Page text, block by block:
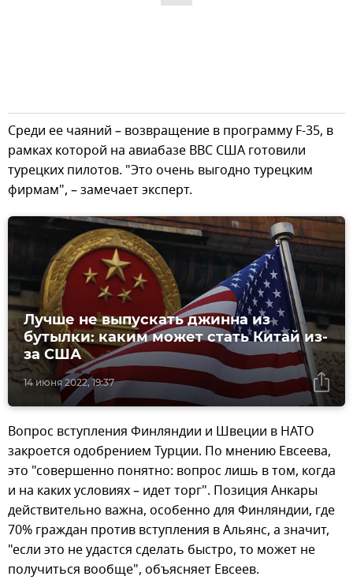
Среди ее чаяний – возвращение в программу F-35, в
рамках которой на авиабазе ВВС США готовили
турецких пилотов. "Это очень выгодно турецким
фирмам", – замечает эксперт.
14 июня 2022, 19:37
Лучше не выпускать джинна из
бутылки: каким может стать Китай из-
за США
Вопрос вступления Финляндии и Швеции в НАТО
закроется одобрением Турции. По мнению Евсеева,
это "совершенно понятно: вопрос лишь в том, когда
и на каких условиях – идет торг". Позиция Анкары
действительно важна, особенно для Финляндии, где
70% граждан против вступления в Альянс, а значит,
"если это не удастся сделать быстро, то может не
получиться вообще", объясняет Евсеев.